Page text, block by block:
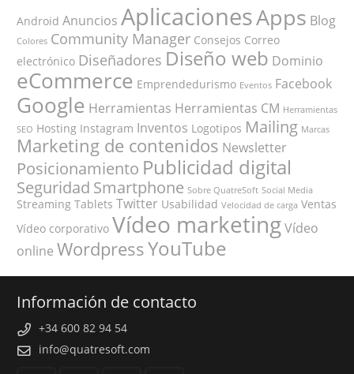
Android Anuncios AplicacionesApps Blog
Colores Community Manager Consejos Correo
electrónico Diseñadores Diseño web Dominio
eCommerce Emprendedurismo Eventos Facebook
Google Herramientas Herramientas CM Herramientas
SEO Hosting Instagram Inventos Logotipos Mailing Marcas
Marketing de contenidos Newsletter
Posicionamiento Publicidad digital
Seguridad Smartphone Sobre QuatreSoft Social Media
Streaming Tablets Twitter Usabilidad Velocidad de carga Ventas
Vídeo corporativo Vídeo marketingVídeo
online WordpressYouTube
Información de contacto
+34 600 82 94 54
info@quatresoft.com